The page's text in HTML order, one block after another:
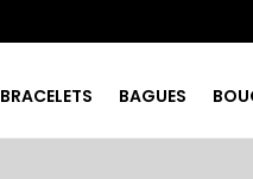
BRACELETS BAGUES